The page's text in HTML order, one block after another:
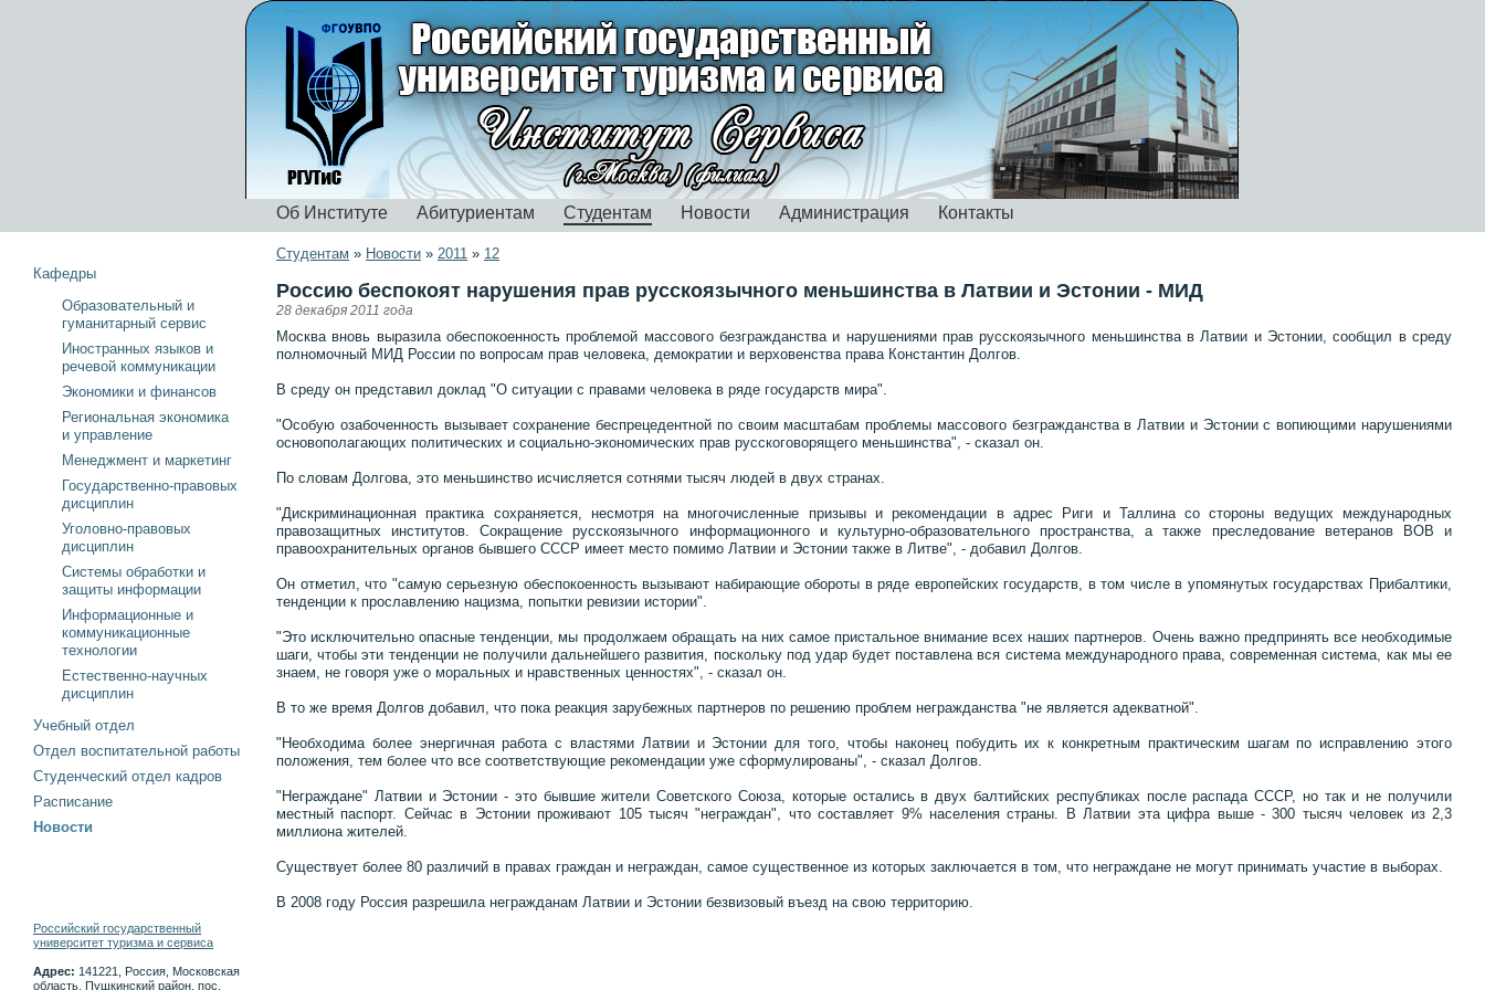
Об Институте Абитуриентам Студентам Новости Администрация Контакты
Студентам » Новости » 2011 » 12
Россию беспокоят нарушения прав русскоязычного меньшинства в Латвии и Эстонии - МИД
28 декабря 2011 года
Москва вновь выразила обеспокоенность проблемой массового безгражданства и нарушениями прав русскоязычного меньшинства в Латвии и Эстонии, сообщил в среду
полномочный МИД России по вопросам прав человека, демократии и верховенства права Константин Долгов.
В среду он представил доклад "О ситуации с правами человека в ряде государств мира".
"Особую озабоченность вызывает сохранение беспрецедентной по своим масштабам проблемы массового безгражданства в Латвии и Эстонии с вопиющими нарушениями
основополагающих политических и социально-экономических прав русскоговорящего меньшинства", - сказал он.
По словам Долгова, это меньшинство исчисляется сотнями тысяч людей в двух странах.
"Дискриминационная практика сохраняется, несмотря на многочисленные призывы и рекомендации в адрес Риги и Таллина со стороны ведущих международных
правозащитных институтов. Сокращение русскоязычного информационного и культурно-образовательного пространства, а также преследование ветеранов ВОВ и
правоохранительных органов бывшего СССР имеет место помимо Латвии и Эстонии также в Литве", - добавил Долгов.
Он отметил, что "самую серьезную обеспокоенность вызывают набирающие обороты в ряде европейских государств, в том числе в упомянутых государствах Прибалтики,
тенденции к прославлению нацизма, попытки ревизии истории".
"Это исключительно опасные тенденции, мы продолжаем обращать на них самое пристальное внимание всех наших партнеров. Очень важно предпринять все необходимые
шаги, чтобы эти тенденции не получили дальнейшего развития, поскольку под удар будет поставлена вся система международного права, современная система, как мы ее
знаем, не говоря уже о моральных и нравственных ценностях", - сказал он.
В то же время Долгов добавил, что пока реакция зарубежных партнеров по решению проблем негражданства "не является адекватной".
"Необходима более энергичная работа с властями Латвии и Эстонии для того, чтобы наконец побудить их к конкретным практическим шагам по исправлению этого
положения, тем более что все соответствующие рекомендации уже сформулированы", - сказал Долгов.
"Неграждане" Латвии и Эстонии - это бывшие жители Советского Союза, которые остались в двух балтийских республиках после распада СССР, но так и не получили
местный паспорт. Сейчас в Эстонии проживают 105 тысяч "неграждан", что составляет 9% населения страны. В Латвии эта цифра выше - 300 тысяч человек из 2,3
миллиона жителей.
Существует более 80 различий в правах граждан и неграждан, самое существенное из которых заключается в том, что неграждане не могут принимать участие в выборах.
В 2008 году Россия разрешила негражданам Латвии и Эстонии безвизовый въезд на свою территорию.
Кафедры
Образовательный и
гуманитарный сервис
Иностранных языков и
речевой коммуникации
Экономики и финансов
Региональная экономика
и управление
Менеджмент и маркетинг
Государственно-правовых
дисциплин
Уголовно-правовых
дисциплин
Системы обработки и
защиты информации
Информационные и
коммуникационные
технологии
Естественно-научных
дисциплин
Учебный отдел
Отдел воспитательной работы
Студенческий отдел кадров
Расписание
Новости
Российский государственный
университет туризма и сервиса
Адрес: 141221, Россия, Московская
область, Пушкинский район, пос.